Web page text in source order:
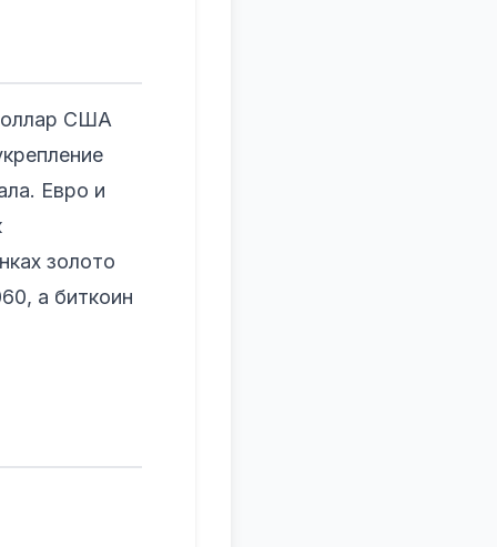
США
Евро и
золото
а биткоин